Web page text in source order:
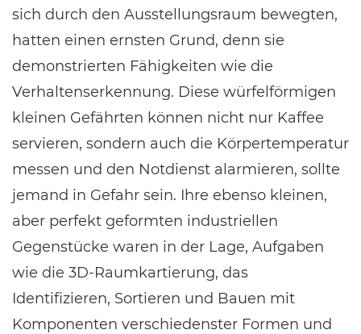
sich durch den Ausstellungsraum bewegten,
hatten einen ernsten Grund, denn sie
demonstrierten Fähigkeiten wie die
Verhaltenserkennung. Diese würfelförmigen
kleinen Gefährten können nicht nur Kaffee
servieren, sondern auch die Körpertemperatur
messen und den Notdienst alarmieren, sollte
jemand in Gefahr sein. Ihre ebenso kleinen,
aber perfekt geformten industriellen
Gegenstücke waren in der Lage, Aufgaben
wie die 3D-Raumkartierung, das
Identifizieren, Sortieren und Bauen mit
Komponenten verschiedenster Formen und